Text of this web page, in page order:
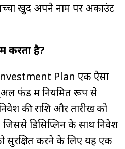
खुद अपने नाम पर अकाउंट
करता है?
Plan एक ऐसा
फंड में नियमित रूप से
की राशि और तारीख को
डिसिप्लिन के साथ निवेश
सुरक्षित करने के लिए यह एक